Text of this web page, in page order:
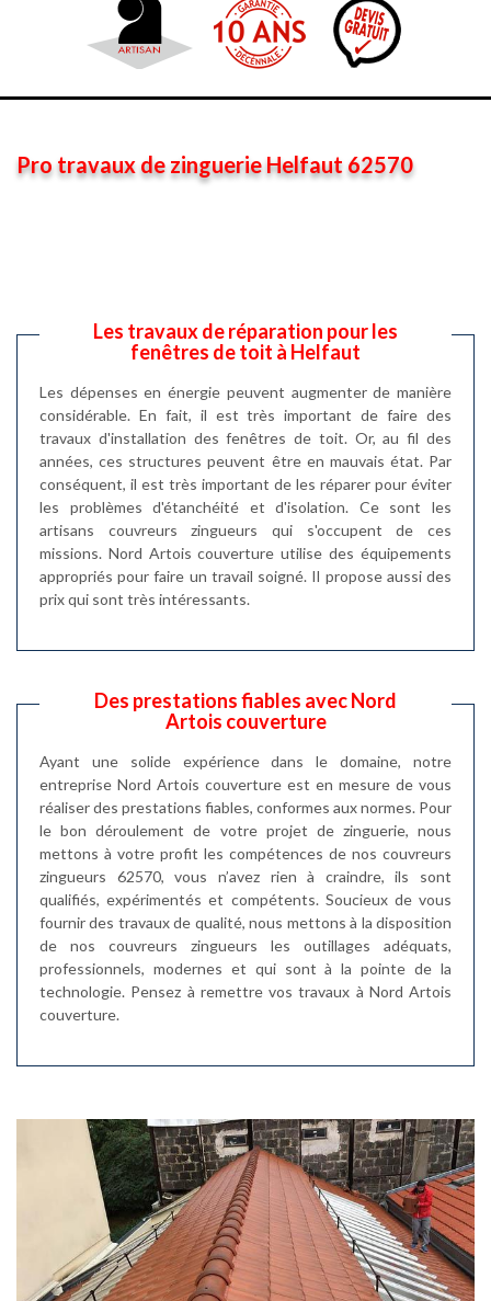
Pro travaux de zinguerie Helfaut 62570
Les travaux de réparation pour les
fenêtres de toit à Helfaut
Les dépenses en énergie peuvent augmenter de manière
considérable. En fait, il est très important de faire des
travaux d'installation des fenêtres de toit. Or, au fil des
années, ces structures peuvent être en mauvais état. Par
conséquent, il est très important de les réparer pour éviter
les problèmes d'étanchéité et d'isolation. Ce sont les
artisans couvreurs zingueurs qui s'occupent de ces
missions. Nord Artois couverture utilise des équipements
appropriés pour faire un travail soigné. Il propose aussi des
prix qui sont très intéressants.
Des prestations fiables avec Nord
Artois couverture
Ayant une solide expérience dans le domaine, notre
entreprise Nord Artois couverture est en mesure de vous
réaliser des prestations fiables, conformes aux normes. Pour
le bon déroulement de votre projet de zinguerie, nous
mettons à votre profit les compétences de nos couvreurs
zingueurs 62570, vous n’avez rien à craindre, ils sont
qualifiés, expérimentés et compétents. Soucieux de vous
fournir des travaux de qualité, nous mettons à la disposition
de nos couvreurs zingueurs les outillages adéquats,
professionnels, modernes et qui sont à la pointe de la
technologie. Pensez à remettre vos travaux à Nord Artois
couverture.